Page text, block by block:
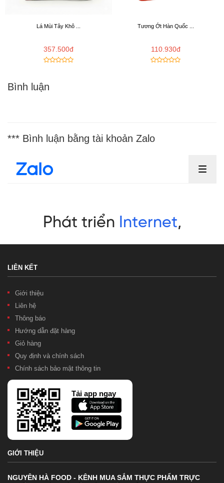
Lá Mùi Tây Khô ...
357.500đ
Tương Ớt Hàn Quốc ...
110.930đ
Bình luận
*** Bình luận bằng tài khoản Zalo
LIÊN KẾT
Giới thiệu
Liên hệ
Thông báo
Hướng dẫn đặt hàng
Giỏ hàng
Quy định và chính sách
Chính sách bảo mật thông tin
Tải app ngay
GIỚI THIỆU
NGUYÊN HÀ FOOD - KÊNH MUA SẮM THỰC PHẨM TRỰC